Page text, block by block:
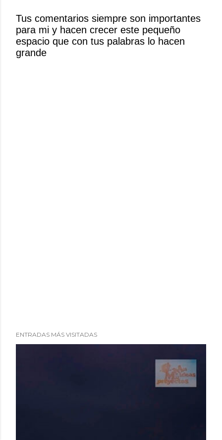
u
n
c
o
Tus comentarios siempre son importantes
para mi y hacen crecer este pequeño
espacio que con tus palabras lo hacen
grande
ENTRADAS MÁS VISITADAS